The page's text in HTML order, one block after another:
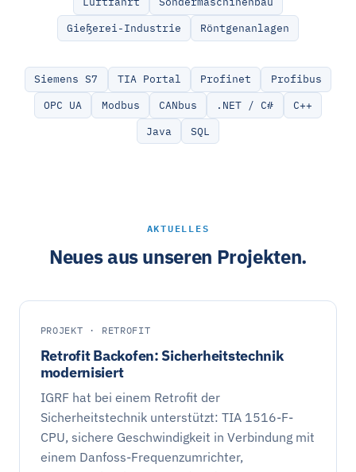
Gießerei-Industrie
Röntgenanlagen
Siemens S7 TIA Portal Profinet
Profibus
OPC UA
Modbus CANbus .NET / C#
C++
Java
SQL
AKTUELLES
Neues aus unseren Projekten.
PROJEKT · RETROFIT
Retrofit Backofen: Sicherheitstechnik
modernisiert
IGRF hat bei einem Retrofit der
Sicherheitstechnik unterstützt: TIA 1516-F-
CPU, sichere Geschwindigkeit in Verbindung mit
einem Danfoss-Frequenzumrichter,